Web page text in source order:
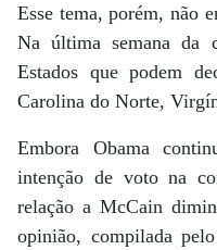
Esse tema, porém, não
Na última semana da
Estados que podem
Carolina do Norte,
Embora Obama
intenção de voto na
relação a McCain
opinião, compilada